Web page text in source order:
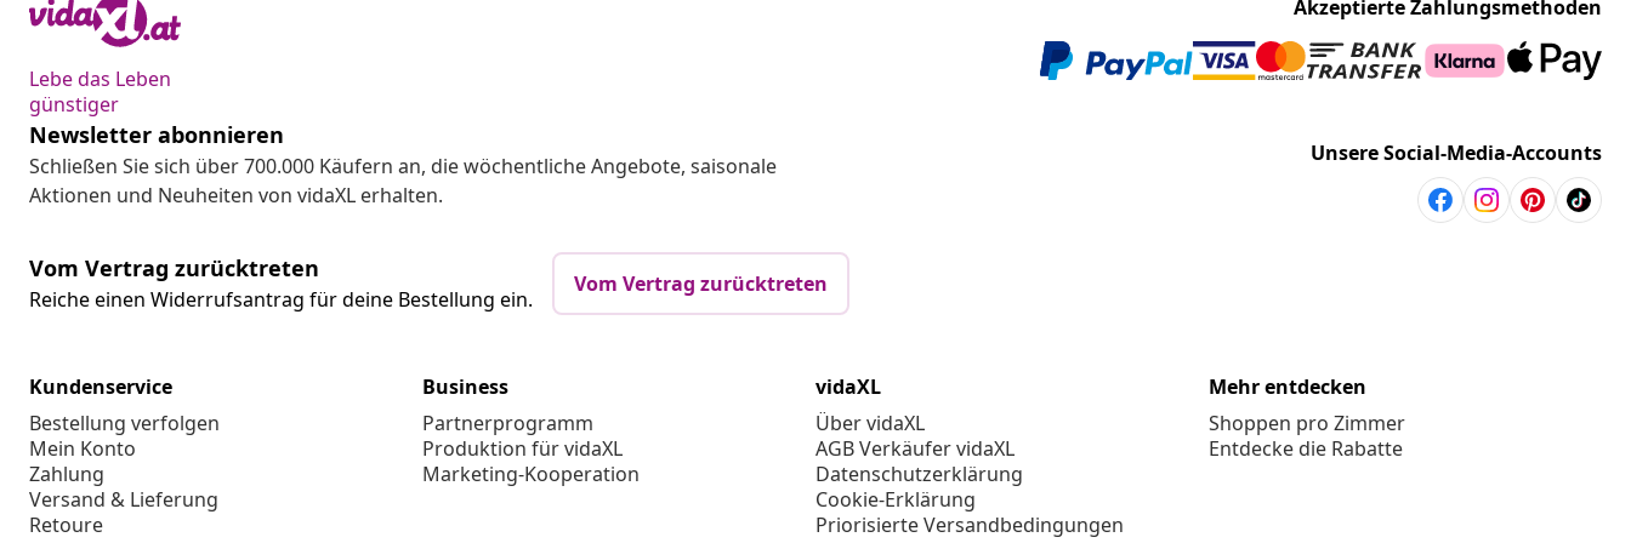
Lebe das Leben
günstiger
Akzeptierte Zahlungsmethoden
Newsletter abonnieren
Schließen Sie sich über 700.000 Käufern an, die wöchentliche Angebote, saisonale
Aktionen und Neuheiten von vidaXL erhalten.
Unsere Social-Media-Accounts
Vom Vertrag zurücktreten
Reiche einen Widerrufsantrag für deine Bestellung ein.
Vom Vertrag zurücktreten
Kundenservice
Bestellung verfolgen
Mein Konto
Zahlung
Versand & Lieferung
Retoure
Business
Partnerprogramm
Produktion für vidaXL
Marketing-Kooperation
vidaXL
Über vidaXL
AGB Verkäufer vidaXL
Datenschutzerklärung
Cookie-Erklärung
Priorisierte Versandbedingungen
Mehr entdecken
Shoppen pro Zimmer
Entdecke die Rabatte